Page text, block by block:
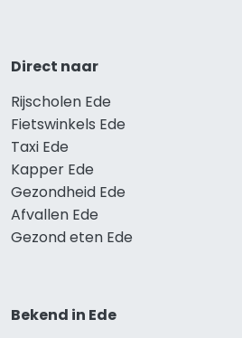
Direct naar
Rijscholen Ede
Fietswinkels Ede
Taxi Ede
Kapper Ede
Gezondheid Ede
Afvallen Ede
Gezond eten Ede
Bekend in Ede